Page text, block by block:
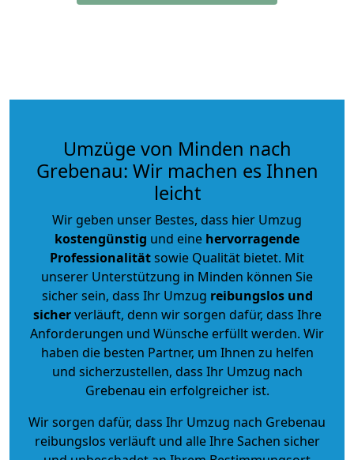
Umzüge von Minden nach
Grebenau: Wir machen es Ihnen
leicht
Wir geben unser Bestes, dass hier Umzug
kostengünstig und eine hervorragende
Professionalitätsowie Qualität bietet. Mit
unserer Unterstützung in Minden können Sie
sicher sein, dass Ihr Umzug reibungslos und
sicherverläuft, denn wir sorgen dafür, dass Ihre
Anforderungen und Wünsche erfüllt werden. Wir
haben die besten Partner, um Ihnen zu helfen
und sicherzustellen, dass Ihr Umzug nach
Grebenau ein erfolgreicher ist.
Wir sorgen dafür, dass Ihr Umzug nach Grebenau
reibungslos verläuft und alle Ihre Sachen sicher